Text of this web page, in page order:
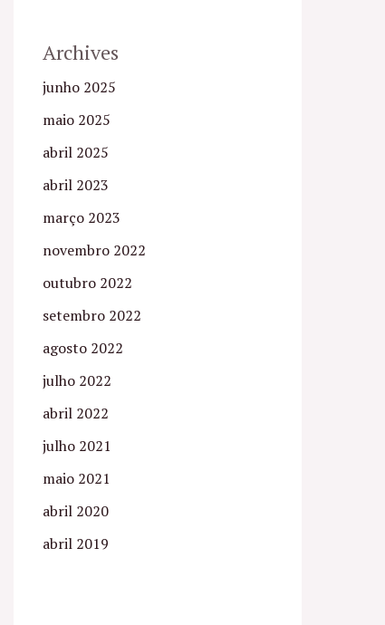
Archives
junho 2025
maio 2025
abril 2025
abril 2023
março 2023
novembro 2022
outubro 2022
setembro 2022
agosto 2022
julho 2022
abril 2022
julho 2021
maio 2021
abril 2020
abril 2019